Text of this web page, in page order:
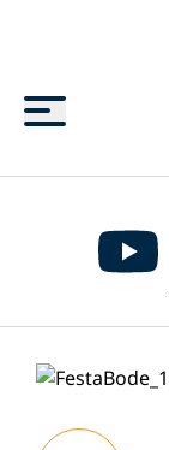
Menu